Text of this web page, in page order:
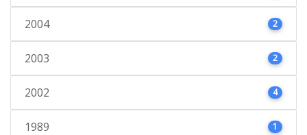
2004 2
2003 2
2002 4
1989 1